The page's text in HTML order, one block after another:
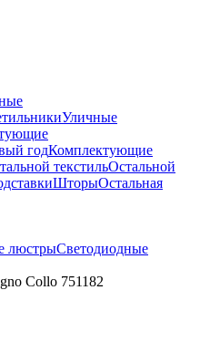
Уличные
годКомплектующие
текстильОстальной
ШторыОстальная
люстрыСветодиодные
Collo 751182